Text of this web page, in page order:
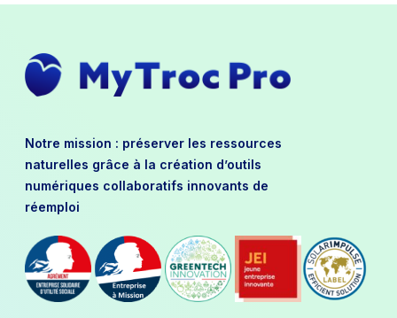
Notre mission : préserver les ressources
naturelles grâce à la création d’outils
numériques collaboratifs innovants de
réemploi